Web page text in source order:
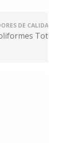
DE CALIDAD
Totales y E.